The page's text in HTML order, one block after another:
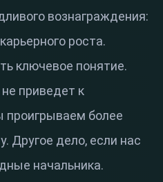
вознаграждения:
роста.
ключевое понятие.
приведет к
проигрываем более
Другое дело, если нас
начальника.